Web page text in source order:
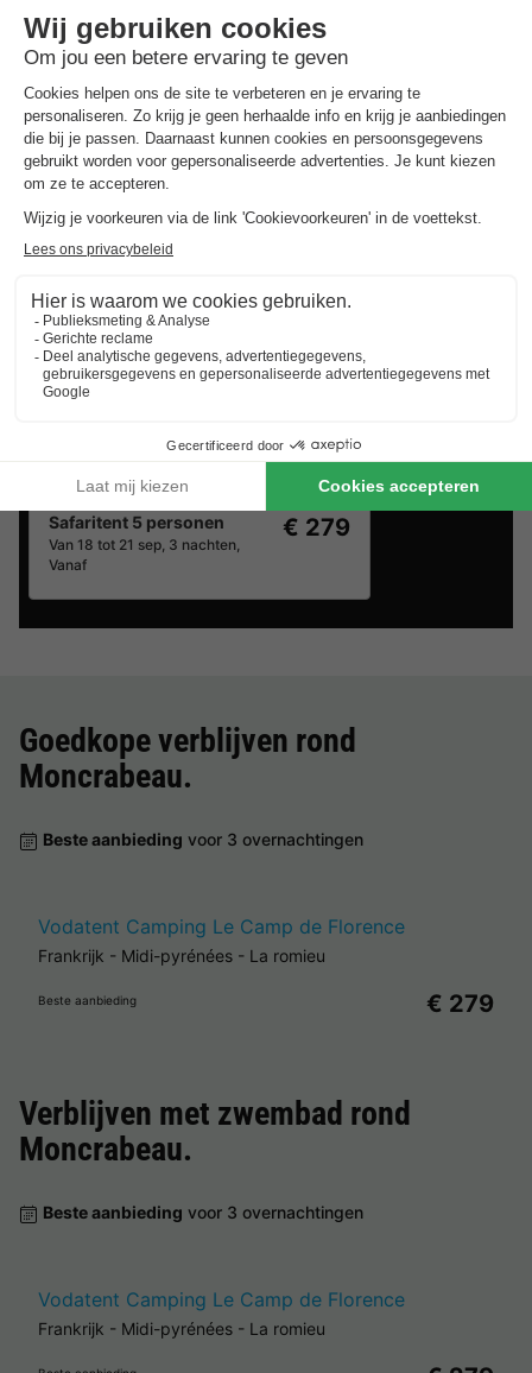
vanMoncrabeau.
Ontdek de selectie van parken in de buurt van
Moncrabeau die door onze gasten als beste zijn
beoordeeld
Vodatent Camping Le Camp de Florence
Midi-pyrénées,La Romieu
Safaritent 5 personen
Van 18 tot 21 sep, 3 nachten,
Vanaf
€ 279
Goedkope verblijven rond
Moncrabeau.
Beste aanbieding voor 3 overnachtingen
Vodatent Camping Le Camp de Florence
Frankrijk - Midi-pyrénées - La romieu
Beste aanbieding € 279
Verblijven met zwembad rond
Moncrabeau.
Beste aanbieding voor 3 overnachtingen
Vodatent Camping Le Camp de Florence
Frankrijk - Midi-pyrénées - La romieu